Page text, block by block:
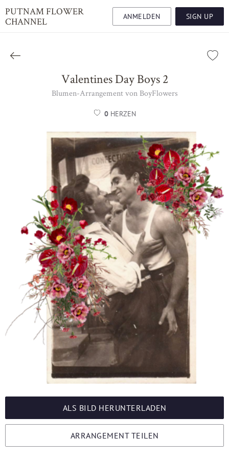
PUTNAM FLOWER
CHANNEL
ANMELDEN SIGN UP
Valentines Day Boys 2
Blumen-Arrangement von BoyFlowers
0HERZEN
ALS BILD HERUNTERLADEN
ARRANGEMENT TEILEN